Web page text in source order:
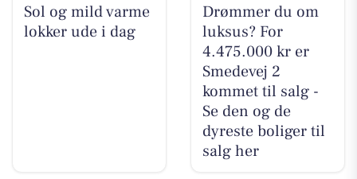
Sol og mild varme
lokker ude i dag
Drømmer du om
luksus? For
4.475.000 kr er
Smedevej 2
kommet til salg -
Se den og de
dyreste boliger til
salg her